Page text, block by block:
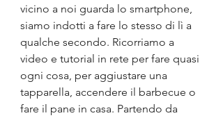
vicino a noi guarda lo smartphone,
siamo indotti a fare lo stesso di lì a
qualche secondo. Ricorriamo a
video e tutorial in rete per fare quasi
ogni cosa, per aggiustare una
tapparella, accendere il barbecue o
fare il pane in casa. Partendo da